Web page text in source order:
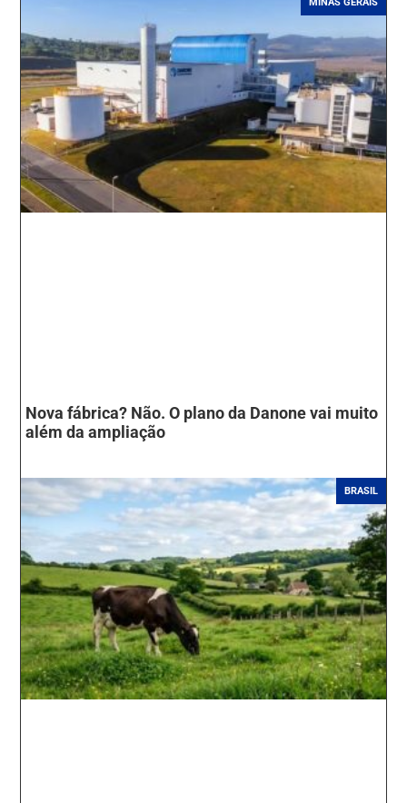
MINAS GERAIS
Nova fábrica? Não. O plano da Danone vai muito
além da ampliação
BRASIL